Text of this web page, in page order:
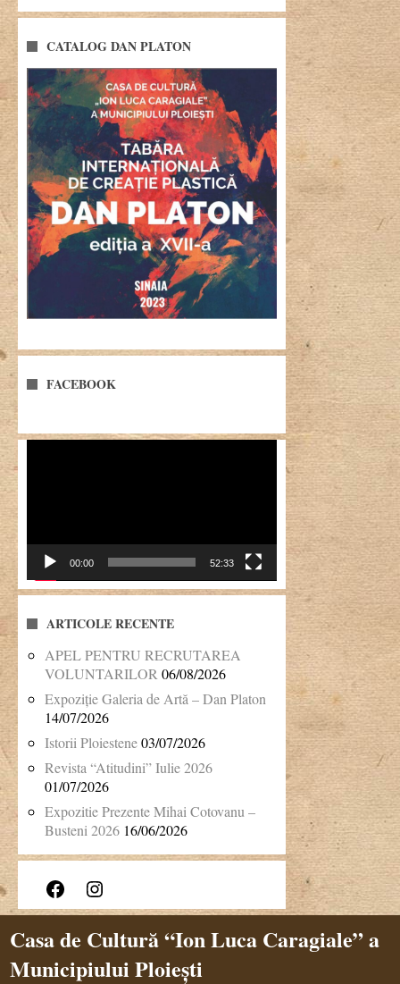
CATALOG DAN PLATON
FACEBOOK
00:00 52:33
ARTICOLE RECENTE
APEL PENTRU RECRUTAREA
VOLUNTARILOR06/08/2026
Expoziție Galeria de Artă – Dan Platon
14/07/2026
Istorii Ploiestene03/07/2026
Revista “Atitudini” Iulie 2026
01/07/2026
Expozitie Prezente Mihai Cotovanu –
Busteni 2026 16/06/2026
Facebook Instagram
Casa de Cultură “Ion Luca Caragiale” a
Municipiului Ploiești